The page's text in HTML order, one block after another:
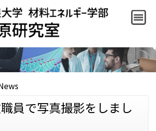
員で写真撮影をしまし